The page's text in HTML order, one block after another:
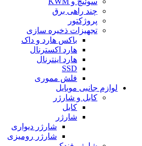
چند راهی برق
پروژکتور
تجهیزات ذخیره سازی
باکس هارد و داک
هارد اکسترنال
هارد اینترنال
SSD
فلش مموری
لوازم جانبی موبایل
کابل و شارژر
کابل
شارژر
شارژر دیواری
شارژر رومیزی